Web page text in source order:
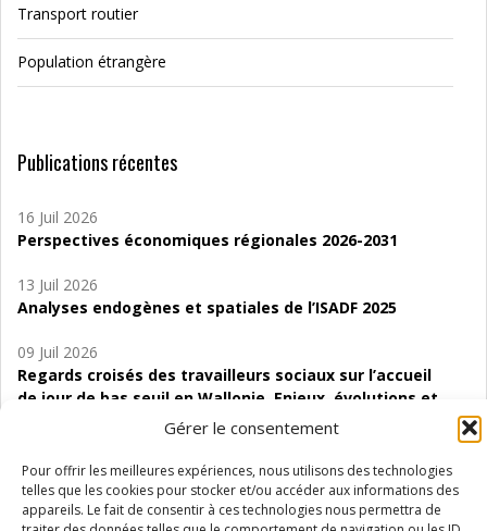
Gérer le consentement
Pour offrir les meilleures expériences, nous utilisons des technologies
telles que les cookies pour stocker et/ou accéder aux informations des
appareils. Le fait de consentir à ces technologies nous permettra de
Transport routier
Population étrangère
Publications récentes
16 Juil 2026
Perspectives économiques régionales 2026-2031
13 Juil 2026
Analyses endogènes et spatiales de l’ISADF 2025
09 Juil 2026
Regards croisés des travailleurs sociaux sur l’accueil
de jour de bas seuil en Wallonie. Enjeux, évolutions et
06 Juil 2026
Étude d’évaluabilité des Structures
d’accompagnement à l’autocréation d’emploi (SAACE)